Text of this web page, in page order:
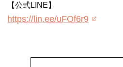
【公式LINE】
https://lin.ee/uFOf6r9